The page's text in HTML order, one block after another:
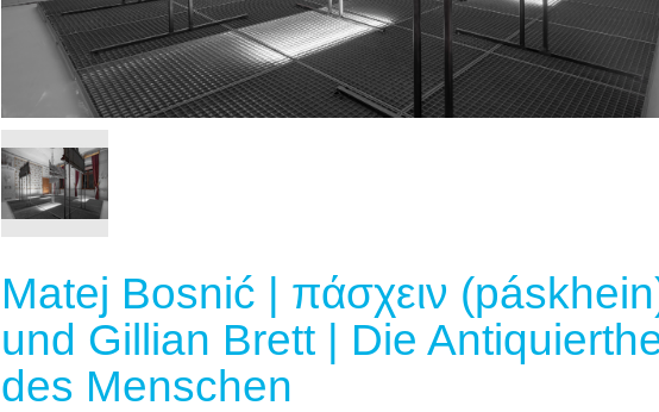
Matej Bosnić | πάσχειν
und Gillian Brett | Die
des Menschen